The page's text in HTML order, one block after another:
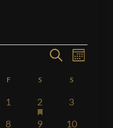
und
Ansichten,
Navigation
Suche
Monat
FFREITAG SSAMSTAGSSONNTAG
0
Veranstaltungen
1
1
Veranstaltung
2hat
Veranstaltungen
vorgestellt
0
3
0
8
0
9
010